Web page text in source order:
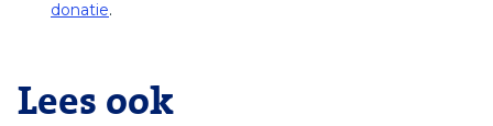
donatie.
Lees ook